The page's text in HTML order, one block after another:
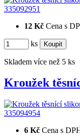
335092951
12 Kč Cena s
ks
Skladem více než 5 ks
Kroužek
335094954
6 Kč Cena s